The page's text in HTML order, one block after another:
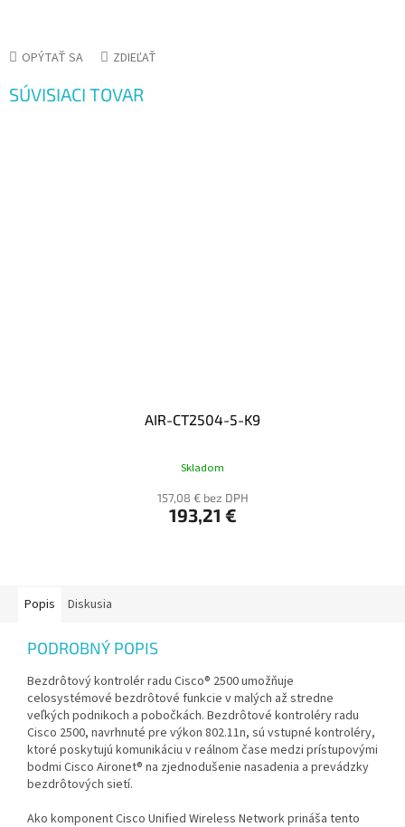
OPÝTAŤ SA ZDIEĽAŤ
SÚVISIACI TOVAR
AIR-CT2504-5-K9
Skladom
157,08 € bez DPH
193,21 €
Popis Diskusia
PODROBNÝ POPIS
Bezdrôtový kontrolér radu Cisco® 2500 umožňuje
celosystémové bezdrôtové funkcie v malých až stredne
veľkých podnikoch a pobočkách. Bezdrôtové kontroléry radu
Cisco 2500, navrhnuté pre výkon 802.11n, sú vstupné kontroléry,
ktoré poskytujú komunikáciu v reálnom čase medzi prístupovými
bodmi Cisco Aironet® na zjednodušenie nasadenia a prevádzky
bezdrôtových sietí.
Ako komponent Cisco Unified Wireless Network prináša tento